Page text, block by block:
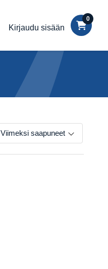
Kirjaudu sisään
0
Viimeksi saapuneet